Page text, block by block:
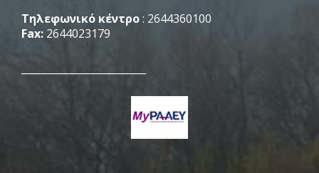
Τηλεφωνικό κέντρο: 2644360100
Fax: 2644023179